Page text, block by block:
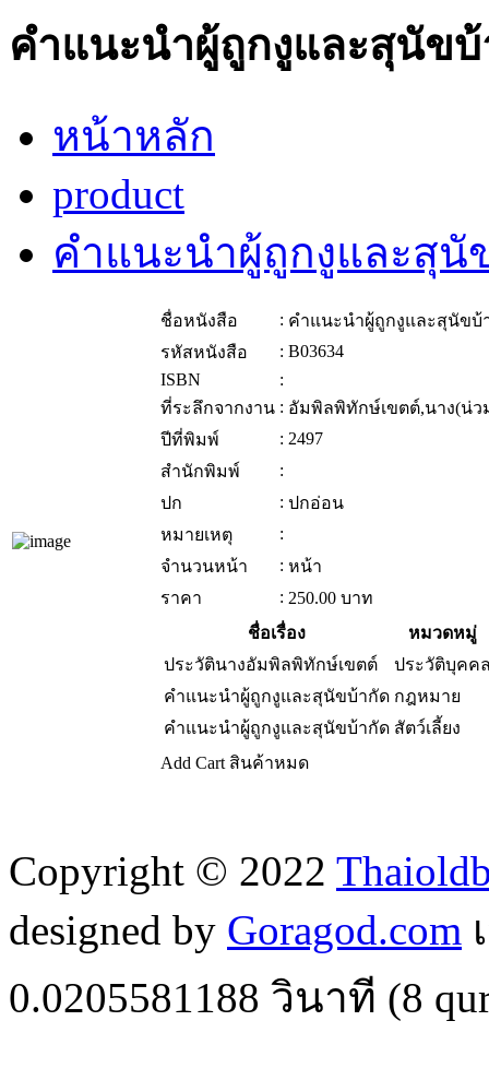
คำแนะนำผู้ถูกงูและสุนัข
หน้าหลัก
product
คำแนะนำผู้ถูกงูและสุนั
ชื่อหนังสือ : คำแนะนำผู้ถูกงูและสุนัขบ้
รหัสหนังสือ
: B03634
ISBN
:
ที่ระลึกจากงาน : อัมพิลพิทักษ์เขตต์,นาง(น่
ปีที่พิมพ์
: 2497
สำนักพิมพ์
:
ปก
: ปกอ่อน
หมายเหตุ
:
จำนวนหน้า
: หน้า
ราคา
: 250.00 บาท
ชื่อเรื่อง
หมวดหมู่
ประวัตินางอัมพิลพิทักษ์เขตต์
ประวัติบุคค
คำแนะนำผู้ถูกงูและสุนัขบ้ากัด กฎหมาย
คำแนะนำผู้ถูกงูและสุนัขบ้ากัด สัตว์เลี้ยง
Add Cart สินค้าหมด
Copyright © 2022
designed by Goragod.com
0.0205581188 วินาที (8